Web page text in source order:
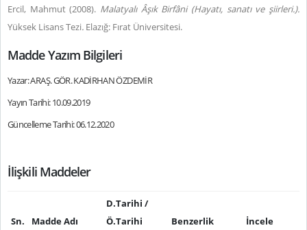
Ercil, Mahmut (2008). Malatyalı Âşık Birfâni (Hayatı, sanatı ve şiirleri.).
Yüksek Lisans Tezi. Elazığ: Fırat Üniversitesi.
Madde Yazım Bilgileri
Yazar: ARAŞ. GÖR. KADİRHAN ÖZDEMİR
Yayın Tarihi: 10.09.2019
Güncelleme Tarihi: 06.12.2020
İlişkili Maddeler
Sn. Madde Adı
D.Tarihi /
Ö.Tarihi
Benzerlik
İncele